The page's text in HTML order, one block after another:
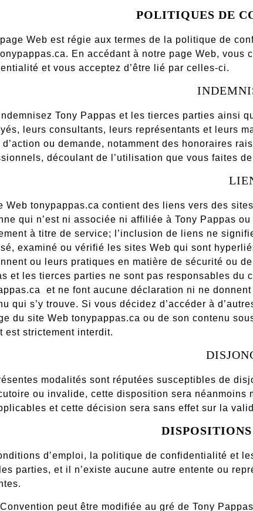
POLITIQUES DE
Web est régie aux termes de la politique de
En accédant à notre page Web,
et vous acceptez d’être lié par celles-ci.
Tony Pappas et les tierces parties ainsi
leurs consultants, leurs représentants et leurs
d’action ou demande, notamment des honoraires
découlant de l’utilisation que vous faites
Web tonypappas.ca contient des liens vers des
qui n’est ni associée ni affiliée à Tony Pappas
à titre de service; l’inclusion de liens ne
examiné ou vérifié les sites Web qui sont
ou leurs pratiques en matière de sécurité ou
et les tierces parties ne sont pas responsables du
et ne font aucune déclaration ni ne
qui s’y trouve. Si vous décidez d’accéder à
du site Web tonypappas.ca ou de son contenu
est strictement interdit.
modalités sont réputées susceptibles de
ou invalide, cette disposition sera
et cette décision sera sans effet sur la
d’emploi, la politique de confidentialité et
parties, et il n’existe aucune autre entente ou
peut être modifiée au gré de Tony